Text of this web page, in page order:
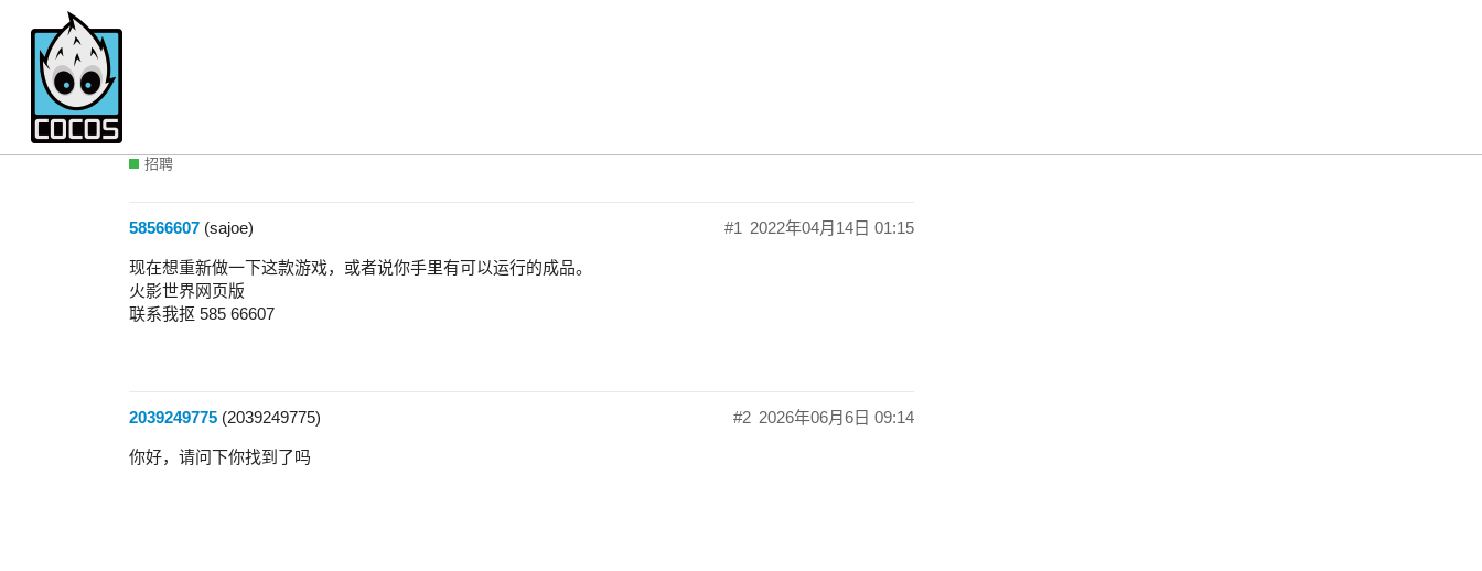
招聘
58566607 (sajoe) 2022年04月14日 01:15
#1
现在想重新做一下这款游戏，或者说你手里有可以运行的成品。
火影世界网页版
联系我抠 585 66607
2039249775 (2039249775) 2026年06月6日 09:14
#2
你好，请问下你找到了吗